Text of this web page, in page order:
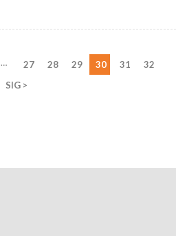
… 27 28 29 30 31
32
SIG >